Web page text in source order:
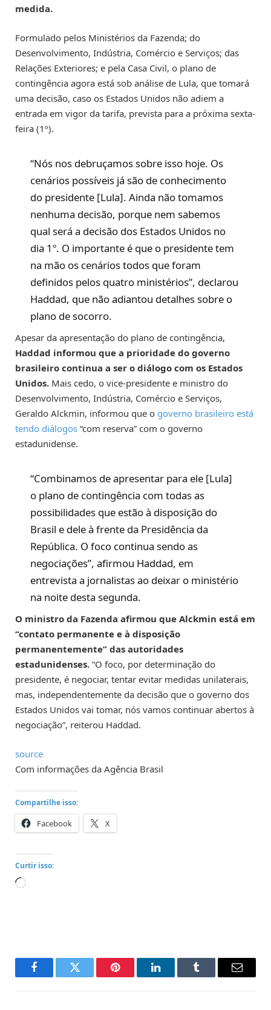
medida.
Formulado pelos Ministérios da Fazenda; do
Desenvolvimento, Indústria, Comércio e Serviços; das
Relações Exteriores; e pela Casa Civil, o plano de
contingência agora está sob análise de Lula, que tomará
uma decisão, caso os Estados Unidos não adiem a
entrada em vigor da tarifa, prevista para a próxima sexta-
feira (1º).
“Nós nos debruçamos sobre isso hoje. Os
cenários possíveis já são de conhecimento
do presidente [Lula]. Ainda não tomamos
nenhuma decisão, porque nem sabemos
qual será a decisão dos Estados Unidos no
dia 1º. O importante é que o presidente tem
na mão os cenários todos que foram
definidos pelos quatro ministérios”, declarou
Haddad, que não adiantou detalhes sobre o
plano de socorro.
Apesar da apresentação do plano de contingência,
Haddad informou que a prioridade do governo
brasileiro continua a ser o diálogo com os Estados
Unidos. Mais cedo, o vice-presidente e ministro do
Desenvolvimento, Indústria, Comércio e Serviços,
Geraldo Alckmin, informou que o governo brasileiro está
tendo diálogos “com reserva” com o governo
estadunidense.
“Combinamos de apresentar para ele [Lula]
o plano de contingência com todas as
possibilidades que estão à disposição do
Brasil e dele à frente da Presidência da
República. O foco continua sendo as
negociações”, afirmou Haddad, em
entrevista a jornalistas ao deixar o ministério
na noite desta segunda.
O ministro da Fazenda afirmou que Alckmin está em
“contato permanente e à disposição
permanentemente” das autoridades
estadunidenses. “O foco, por determinação do
presidente, é negociar, tentar evitar medidas unilaterais,
mas, independentemente da decisão que o governo dos
Estados Unidos vai tomar, nós vamos continuar abertos à
negociação”, reiterou Haddad.
source
Com informações da Agência Brasil
Compartilhe isso:
Facebook X
Curtir isso:
Carregando...
FacebookTwitter Pinterest LinkedInTumblr Email